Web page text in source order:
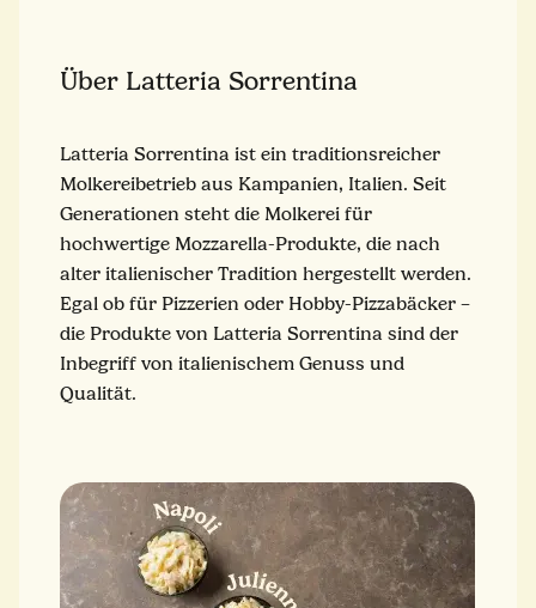
Über Latteria Sorrentina
Latteria Sorrentina ist ein traditionsreicher
Molkereibetrieb aus Kampanien, Italien. Seit
Generationen steht die Molkerei für
hochwertige Mozzarella-Produkte, die nach
alter italienischer Tradition hergestellt werden.
Egal ob für Pizzerien oder Hobby-Pizzabäcker –
die Produkte von Latteria Sorrentina sind der
Inbegriff von italienischem Genuss und
Qualität.